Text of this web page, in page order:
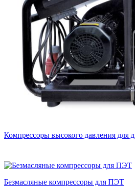
Компрессоры высокого давления для
Безмасляные компрессоры для ПЭТ